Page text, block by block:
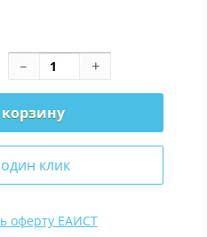
клик
оферту ЕАИСТ